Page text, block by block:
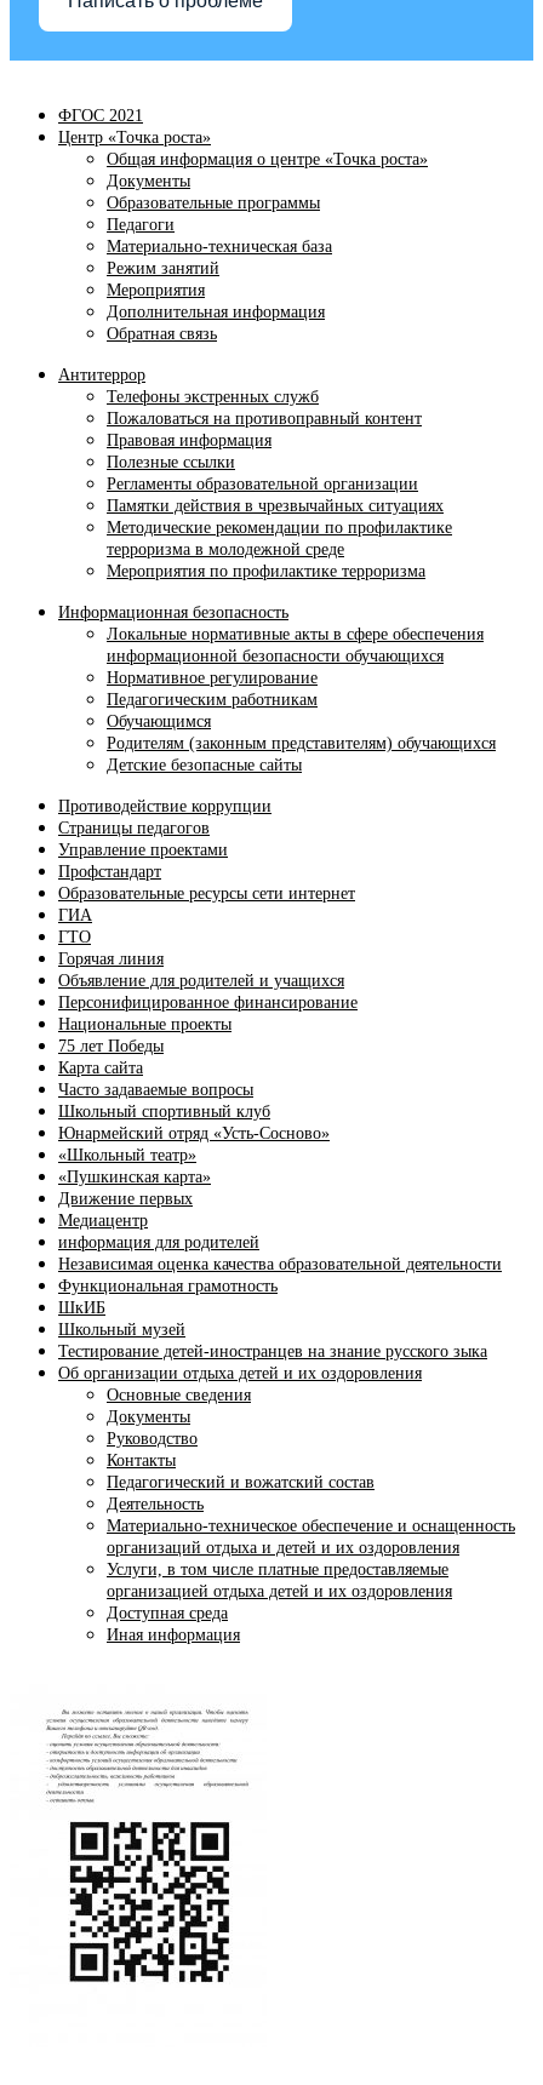
ФГОС 2021
Центр «Точка роста»
Общая информация о центре «Точка роста»
Документы
Образовательные программы
Педагоги
Материально-техническая база
Режим занятий
Мероприятия
Дополнительная информация
Обратная связь
Антитеррор
Телефоны экстренных служб
Пожаловаться на противоправный контент
Правовая информация
Полезные ссылки
Регламенты образовательной организации
Памятки действия в чрезвычайных ситуациях
Методические рекомендации по профилактике
терроризма в молодежной среде
Мероприятия по профилактике терроризма
Информационная безопасность
Локальные нормативные акты в сфере обеспечения
информационной безопасности обучающихся
Нормативное регулирование
Педагогическим работникам
Обучающимся
Родителям (законным представителям) обучающихся
Детские безопасные сайты
Противодействие коррупции
Страницы педагогов
Управление проектами
Профстандарт
Образовательные ресурсы сети интернет
ГИА
ГТО
Горячая линия
Объявление для родителей и учащихся
Персонифицированное финансирование
Национальные проекты
75 лет Победы
Карта сайта
Часто задаваемые вопросы
Школьный спортивный клуб
Юнармейский отряд «Усть-Сосново»
«Школьный театр»
«Пушкинская карта»
Движение первых
Медиацентр
информация для родителей
Независимая оценка качества образовательной деятельности
Функциональная грамотность
ШкИБ
Школьный музей
Тестирование детей-иностранцев на знание русского зыка
Об организации отдыха детей и их оздоровления
Основные сведения
Документы
Руководство
Контакты
Педагогический и вожатский состав
Деятельность
Материально-техническое обеспечение и оснащенность
организаций отдыха и детей и их оздоровления
Услуги, в том числе платные предоставляемые
организацией отдыха детей и их оздоровления
Доступная среда
Иная информация